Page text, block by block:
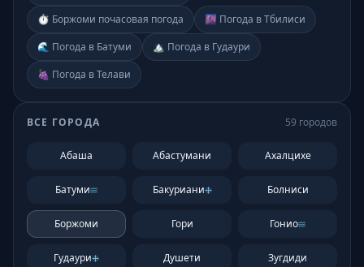
⏱️ Боржоми почасовая погода
🌆 Погода в Тбилиси
🌊 Погода в Батуми
🏔️ Погода в Гудаури
🍇 Погода в Телави
ВСЕ ГОРОДА 59 городов
Абаша Абастумани Ахалцихе
Батуми Бакуриани Болниси
Боржоми Гори Гонио
Гудаури Душети Зугдиди